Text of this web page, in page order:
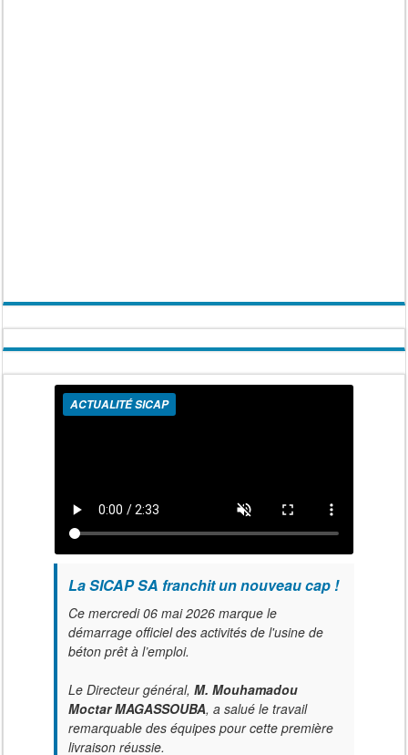
ACTUALITÉ SICAP
La SICAP SA franchit un nouveau cap !
Ce mercredi 06 mai 2026 marque le
démarrage officiel des activités de l'usine de
béton prêt à l’emploi.
Le Directeur général, M. Mouhamadou
Moctar MAGASSOUBA, a salué le travail
remarquable des équipes pour cette première
livraison réussie.